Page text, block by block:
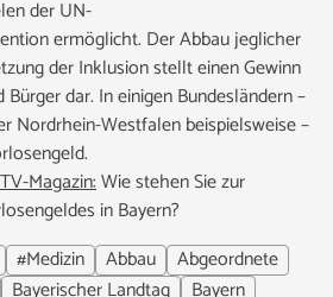
der UN-
ermöglicht. Der Abbau jeglicher
der Inklusion stellt einen Gewinn
dar. In einigen Bundesländern –
Nordrhein-Westfalen beispielsweise –
Magazin:Wie stehen Sie zur
in Bayern?
#Medizin Abbau
Abgeordnete
Bayerischer Landtag
Bayern